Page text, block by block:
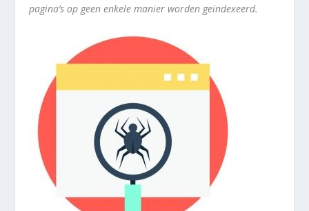
pagina’s op geen enkele manier worden geïndexeerd.